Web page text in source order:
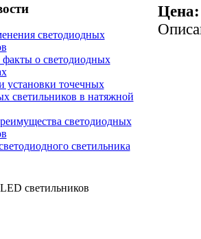
светодиодных
о светодиодных
установки точечных
светильников в натяжной
светодиодных
светильника
Цена:
светильников